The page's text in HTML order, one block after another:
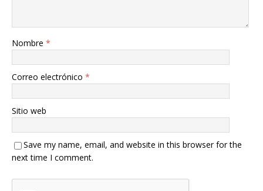
Nombre *
Correo electrónico *
Sitio web
Save my name, email, and website in this browser for the
next time I comment.